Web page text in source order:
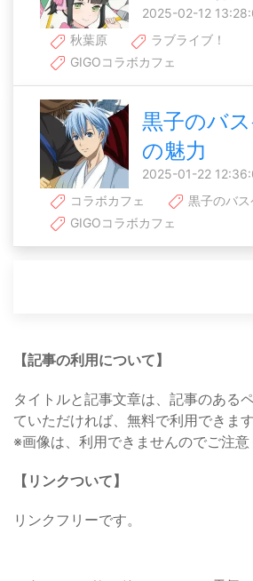
2025-02-12
秋葉原
ラブライブ！
GIGOコラボカフェ
黒子のバ
の魅力
2025-01-22
コラボカフェ
黒子のバス
GIGOコラボカフェ
【記事の利用について】
タイトルと記事文章は、記事のある
ていただければ、無料で利用できます
※画像は、利用できませんのでご注意
【リンクついて】
リンクフリーです。